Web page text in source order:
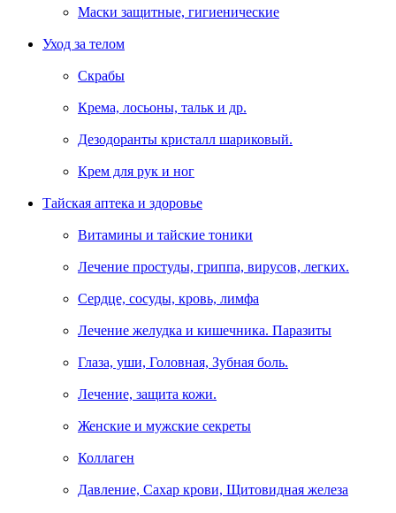
Маски защитные, гигиенические
Уход за телом
Скрабы
Крема, лосьоны, тальк и др.
Дезодоранты кристалл шариковый.
Крем для рук и ног
Тайская аптека и здоровье
Витамины и тайские тоники
Лечение простуды, гриппа, вирусов, легких.
Сердце, сосуды, кровь, лимфа
Лечение желудка и кишечника. Паразиты
Глаза, уши, Головная, Зубная боль.
Лечение, защита кожи.
Женские и мужские секреты
Коллаген
Давление, Сахар крови, Щитовидная железа